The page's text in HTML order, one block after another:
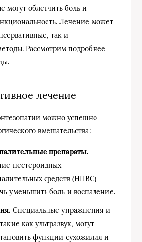
могут облегчить боль и
Лечение может
так и
Рассмотрим подробнее
лечение
можно успешно
вмешательства:
препараты.
нестероидных
средств (НПВС)
уменьшить боль и воспаление.
Специальные упражнения и
как ультразвук, могут
функции сухожилия и